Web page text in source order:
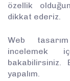
özellik
dikkat ederiz.
Web tasarım
incelemek
yapalım.